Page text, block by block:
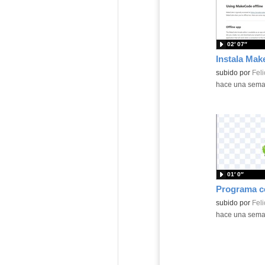
Contenido
subido por
02′ 07″
-hace una
Contenido
subido por
01′ 0″
-hace una